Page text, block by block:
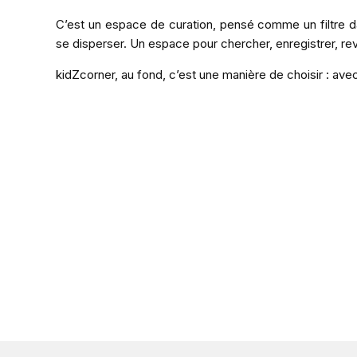
C’est un espace de curation, pensé comme un filtre
se disperser. Un espace pour chercher, enregistrer,
kidZcorner, au fond, c’est une manière de choisir :